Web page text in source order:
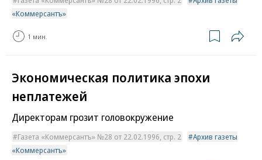
«Коммерсантъ»
1 мин.
Экономическая политика эпохи
неплатежей
Директорам грозит головокружение
Газета «Коммерсантъ» №28 от 22.02.1996, стр. 2
Архив газеты
«Коммерсантъ»